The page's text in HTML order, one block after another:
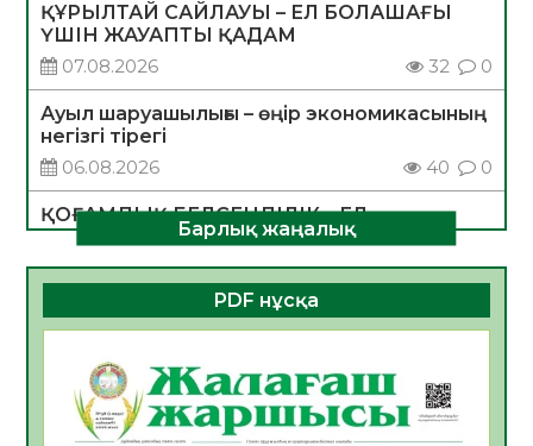
ҚҰРЫЛТАЙ САЙЛАУЫ – ЕЛ БОЛАШАҒЫ
ҮШІН ЖАУАПТЫ ҚАДАМ
07.08.2026
32 0
Ауыл шаруашылығы – өңір экономикасының
негізгі тірегі
06.08.2026
40 0
ҚОҒАМДЫҚ БЕЛСЕНДІЛІК – ЕЛ
ДАМУЫНЫҢ НЕГІЗІ
06.08.2026
37 0
ҚҰРЫЛТАЙ САЙЛАУЫ – БОЛАШАҚҚА
БАСТАР ЖАУАПТЫ ТАҢДАУ
06.08.2026
Инфекциялық ауруларға қарсы иммундау
жұмыстарының тиімділігі
Барлық жаңалық
PDF нұсқа